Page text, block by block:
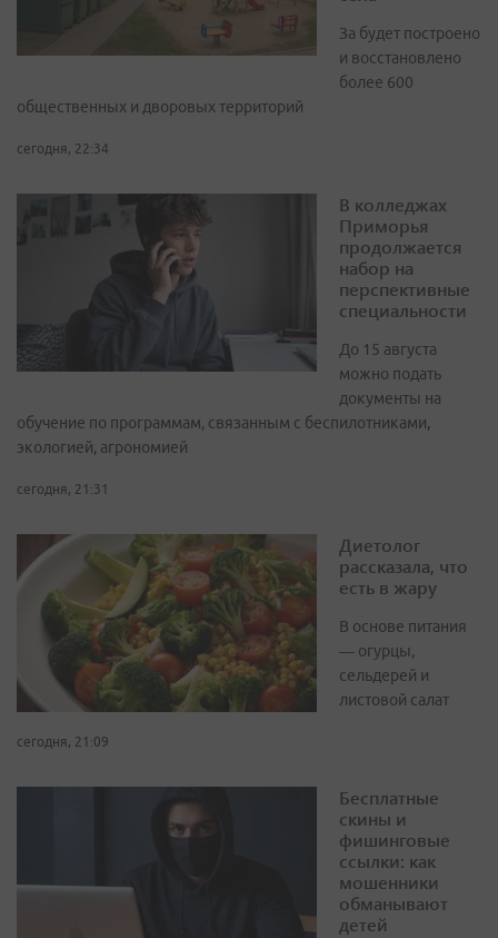
За будет построено
и восстановлено
более 600
общественных и дворовых территорий
сегодня, 22:34
В колледжах
Приморья
продолжается
набор на
перспективные
специальности
До 15 августа
можно подать
документы на
обучение по программам, связанным с беспилотниками,
экологией, агрономией
сегодня, 21:31
Диетолог
рассказала, что
есть в жару
В основе питания
— огурцы,
сельдерей и
листовой салат
сегодня, 21:09
Бесплатные
скины и
фишинговые
ссылки: как
мошенники
обманывают
детей